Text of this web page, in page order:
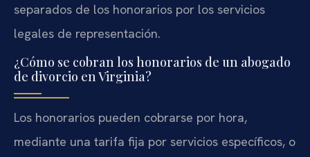
separados de los honorarios por los servicios
legales de representación.
¿Cómo se cobran los honorarios de un abogado
de divorcio en Virginia?
Los honorarios pueden cobrarse por hora,
mediante una tarifa fija por servicios específicos, o